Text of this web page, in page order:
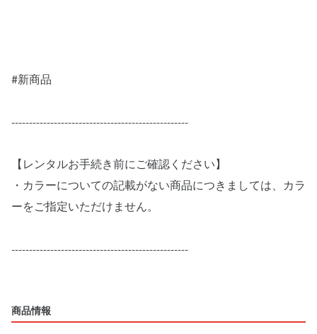
#新商品
--------------------------------------------------
【レンタルお手続き前にご確認ください】
・カラーについての記載がない商品につきましては、カラ
ーをご指定いただけません。
--------------------------------------------------
商品情報